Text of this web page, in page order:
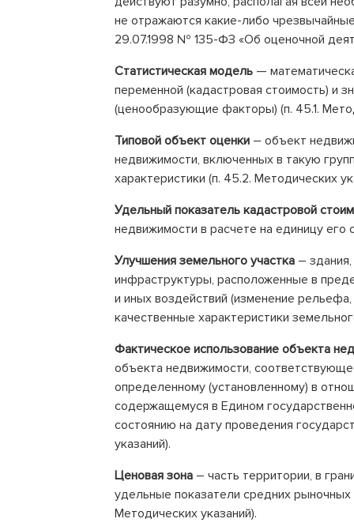
не отражаются какие-либо
29.07.1998 № 135-ФЗ «Об оценочной
Статистическая модель —
переменной (кадастровая стоимость) и
(ценообразующие факторы) (п. 45.1.
Типовой объект оценки – объект
недвижимости, включенных в такую
характеристики (п. 45.2. Методических
Удельный показатель кадастровой
недвижимости в расчете на единицу его
Улучшения земельного участка –
инфраструктуры, расположенные в
и иных воздействий (изменение
качественные характеристики
Фактическое использование объекта
объекта недвижимости,
определенному (установленному) в
содержащемуся в Едином
состоянию на дату проведения
указаний).
Ценовая зона – часть территории, в
удельные показатели средних
Методических указаний).